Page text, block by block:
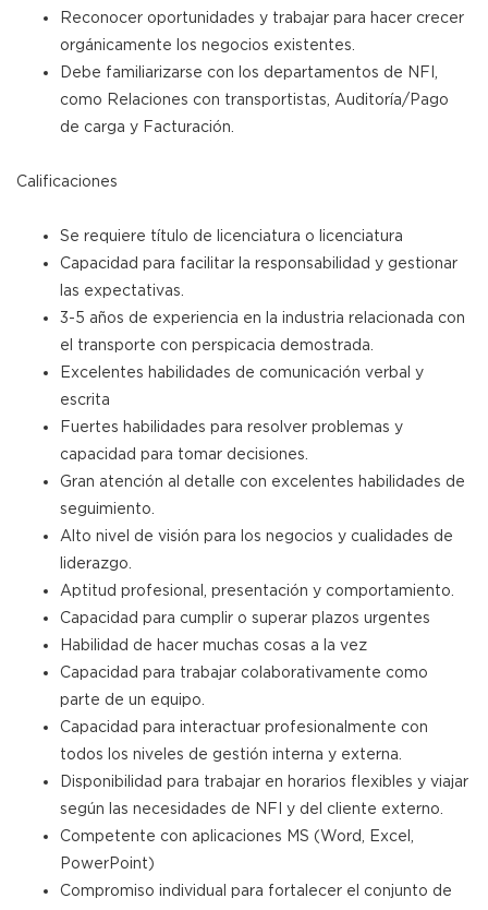
Reconocer oportunidades y trabajar para hacer crecer
orgánicamente los negocios existentes.
Debe familiarizarse con los departamentos de NFI,
como Relaciones con transportistas, Auditoría/Pago
de carga y Facturación.
Calificaciones
Se requiere título de licenciatura o licenciatura
Capacidad para facilitar la responsabilidad y gestionar
las expectativas.
3-5 años de experiencia en la industria relacionada con
el transporte con perspicacia demostrada.
Excelentes habilidades de comunicación verbal y
escrita
Fuertes habilidades para resolver problemas y
capacidad para tomar decisiones.
Gran atención al detalle con excelentes habilidades de
seguimiento.
Alto nivel de visión para los negocios y cualidades de
liderazgo.
Aptitud profesional, presentación y comportamiento.
Capacidad para cumplir o superar plazos urgentes
Habilidad de hacer muchas cosas a la vez
Capacidad para trabajar colaborativamente como
parte de un equipo.
Capacidad para interactuar profesionalmente con
todos los niveles de gestión interna y externa.
Disponibilidad para trabajar en horarios flexibles y viajar
según las necesidades de NFI y del cliente externo.
Competente con aplicaciones MS (Word, Excel,
PowerPoint)
Compromiso individual para fortalecer el conjunto de